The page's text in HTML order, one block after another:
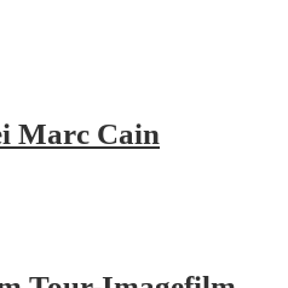
Marc Cain